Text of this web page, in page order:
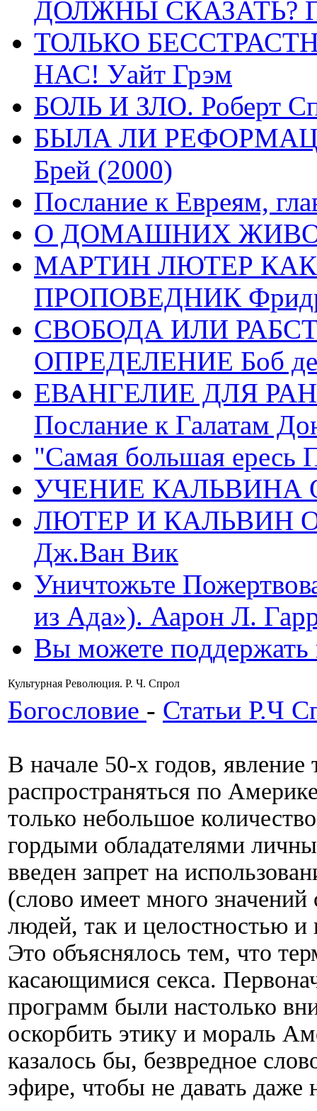
ДОЛЖНЫ СКАЗАТЬ?
ТОЛЬКО
НАС! Уайт Грэм
БОЛЬ И ЗЛО. Роберт
БЫЛА ЛИ
Брей (2000)
Послание к Евреям,
О ДОМАШНИХ
МАРТИН ЛЮТЕР
ПРОПОВЕДНИК
СВОБОДА ИЛИ
ОПРЕДЕЛЕНИЕ Боб де
ЕВАНГЕЛИЕ ДЛЯ
Послание к Галатам
"Самая большая ересь
УЧЕНИЕ КАЛЬВИНА
ЛЮТЕР И КАЛЬВИН
Дж.Ван Вик
Уничтожьте
из Ада»). Аарон Л.
Вы можете
Культурная Революция. Р. Ч. Спрол
Богословие - Статьи Р.Ч
В начале 50-х годов,
распространяться по
только небольшое
гордыми обладателями
введен запрет на
(слово имеет много
людей, так и целостностью
Это объяснялось тем, что
касающимися секса.
программ были настолько
оскорбить этику и мораль
казалось бы, безвредное
эфире, чтобы не давать даже